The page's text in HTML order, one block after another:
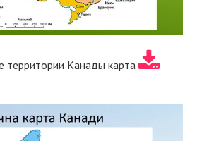
территории Канады карта